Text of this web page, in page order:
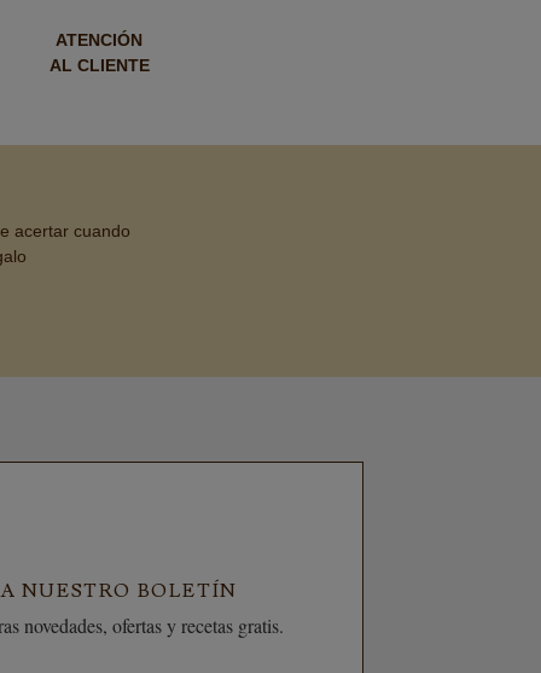
ATENCIÓN
AL CLIENTE
acertar cuando
NUESTRO BOLETÍN
novedades, ofertas y recetas gratis.